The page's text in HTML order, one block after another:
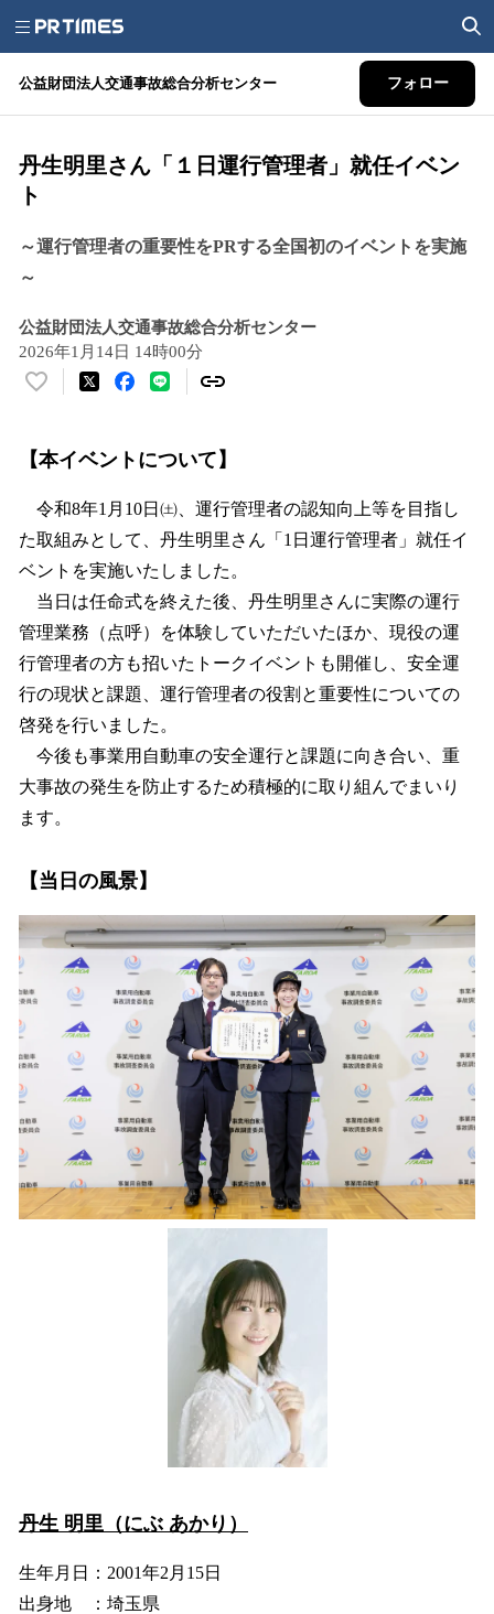
公益財団法人交通事故総合分析センター フォロー
丹生明里さん「１日運行管理者」就任イベン
ト
～運行管理者の重要性をPRする全国初のイベントを実施
～
公益財団法人交通事故総合分析センター
2026年1月14日 14時00分
い
！
を
読
み
込
み
中
で
す
【本イベントについて】
令和8年1月10日㈯、運行管理者の認知向上等を目指し
た取組みとして、丹生明里さん「1日運行管理者」就任イ
ベントを実施いたしました。
当日は任命式を終えた後、丹生明里さんに実際の運行
管理業務（点呼）を体験していただいたほか、現役の運
行管理者の方も招いたトークイベントも開催し、安全運
行の現状と課題、運行管理者の役割と重要性についての
啓発を行いました。
今後も事業用自動車の安全運行と課題に向き合い、重
大事故の発生を防止するため積極的に取り組んでまいり
ます。
【当日の風景】
丹生 明里（にぶ あかり）
生年月日：2001年2月15日
出身地 ：埼玉県